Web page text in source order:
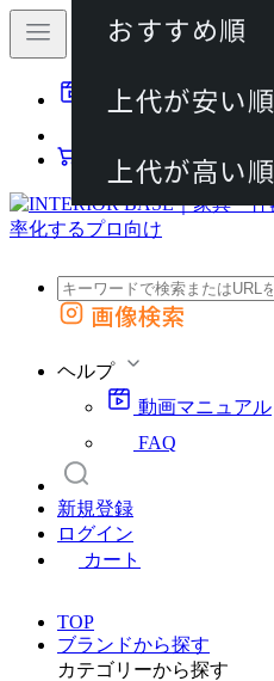
動画マニュアル
カート
外部サイトの商品をカートに追加
画像検索
ヘルプ
動画マニュアル
FAQ
新規登録
ログイン
カート
TOP
ブランドから探す
カテゴリーから探す
おすすめ順
上代が安い順
上代が高い順